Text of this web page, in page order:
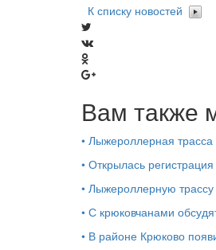
К списку новостей
Вам также
• Лыжероллерная трасса
• Открылась
• Лыжероллерную
• С крюковчанами
• В районе Крюково